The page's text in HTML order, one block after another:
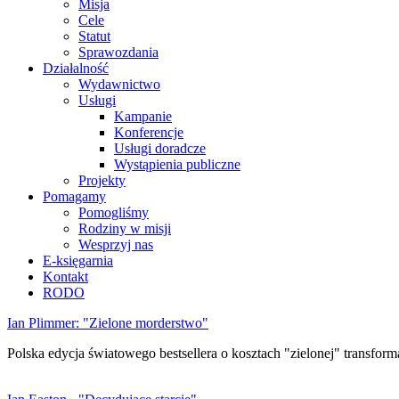
Misja
Cele
Statut
Sprawozdania
Działalność
Wydawnictwo
Usługi
Kampanie
Konferencje
Usługi doradcze
Wystąpienia publiczne
Projekty
Pomagamy
Pomogliśmy
Rodziny w misji
Wesprzyj nas
E-księgarnia
Kontakt
RODO
Ian Plimmer: "Zielone morderstwo"
Polska edycja światowego bestsellera o kosztach "zielonej"